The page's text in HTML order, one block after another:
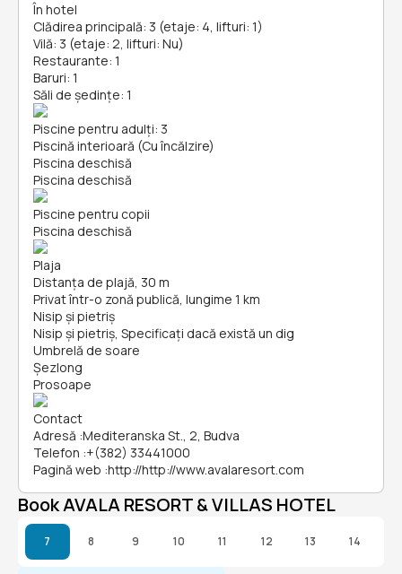
În hotel
Clădirea principală: 3 (etaje: 4, lifturi: 1)
Vilă: 3 (etaje: 2, lifturi: Nu)
Restaurante: 1
Baruri: 1
Săli de ședințe: 1
Piscine pentru adulți: 3
Piscină interioară (Cu încălzire)
Piscina deschisă
Piscina deschisă
Piscine pentru copii
Piscina deschisă
Plaja
Distanța de plajă, 30 m
Privat într-o zonă publică, lungime 1 km
Nisip și pietriş
Nisip și pietriş, Specificați dacă există un dig
Umbrelă de soare
Șezlong
Prosoape
Contact
Adresă :Mediteranska St., 2, Budva
Telefon :+(382) 33441000
Pagină web :http://http://www.avalaresort.com
Book AVALA RESORT & VILLAS HOTEL
7 8 9 10 11 12 13 14